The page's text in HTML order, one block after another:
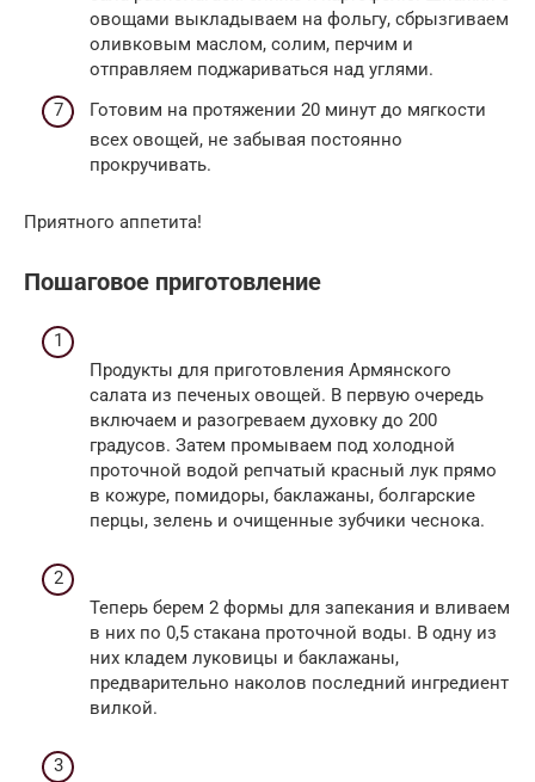
овощами выкладываем на фольгу, сбрызгиваем
оливковым маслом, солим, перчим и
отправляем поджариваться над углями.
Готовим на протяжении 20 минут до мягкости
всех овощей, не забывая постоянно
прокручивать.
Приятного аппетита!
Пошаговое приготовление
Продукты для приготовления Армянского
салата из печеных овощей. В первую очередь
включаем и разогреваем духовку до 200
градусов. Затем промываем под холодной
проточной водой репчатый красный лук прямо
в кожуре, помидоры, баклажаны, болгарские
перцы, зелень и очищенные зубчики чеснока.
Теперь берем 2 формы для запекания и вливаем
в них по 0,5 стакана проточной воды. В одну из
них кладем луковицы и баклажаны,
предварительно наколов последний ингредиент
вилкой.